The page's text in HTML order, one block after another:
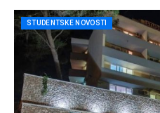
STUDENTSKE NOVOSTI